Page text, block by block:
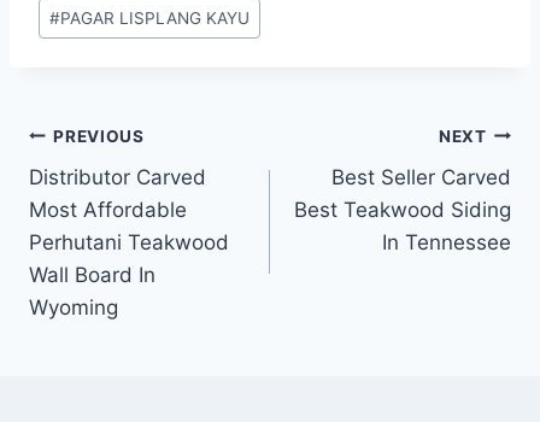
#PAGAR LISPLANG KAYU
PREVIOUS
Distributor Carved
Most Affordable
Perhutani Teakwood
Wall Board In
Wyoming
NEXT
Best Seller Carved
Best Teakwood Siding
In Tennessee